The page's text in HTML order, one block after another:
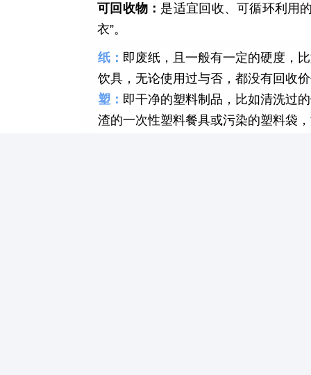
可回收物： 是适宜回收、可循环利用
衣”。
纸： 即废纸，且一般有一定的硬度，
饮具，无论使用过与否，都没有回收
塑： 即干净的塑料制品，比如清洗过
渣的一次性塑料餐具或污染的塑料袋